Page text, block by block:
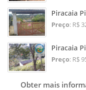
Piracaia
Preço: R$
Piracaia
Preço: R$
Obter mais